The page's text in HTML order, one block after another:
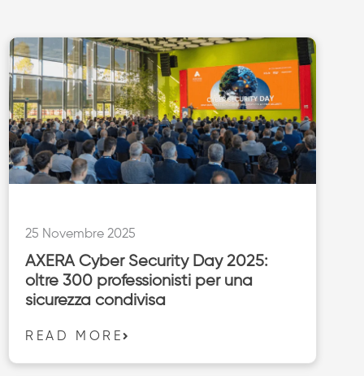
25 Novembre 2025
AXERA Cyber Security Day 2025:
oltre 300 professionisti per una
sicurezza condivisa
READ MORE